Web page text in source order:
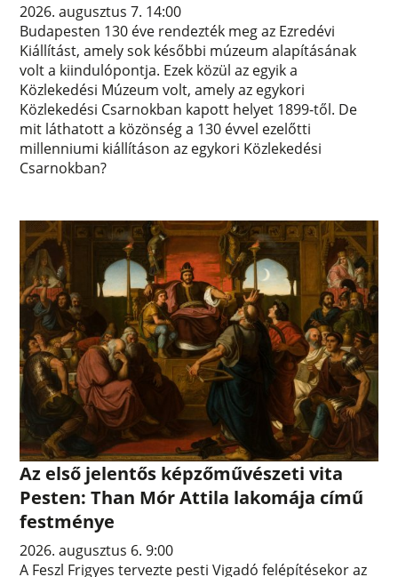
2026. augusztus 7. 14:00
Budapesten 130 éve rendezték meg az Ezredévi
Kiállítást, amely sok későbbi múzeum alapításának
volt a kiindulópontja. Ezek közül az egyik a
Közlekedési Múzeum volt, amely az egykori
Közlekedési Csarnokban kapott helyet 1899-től. De
mit láthatott a közönség a 130 évvel ezelőtti
millenniumi kiállításon az egykori Közlekedési
Csarnokban?
Az első jelentős képzőművészeti vita
Pesten: Than Mór Attila lakomája című
festménye
2026. augusztus 6. 9:00
A Feszl Frigyes tervezte pesti Vigadó felépítésekor az